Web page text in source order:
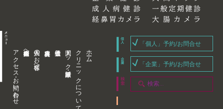
アクセス・お問い合わせ 企業内担当者様へ 個人のお客様へ 人間ドック・健康診断 クリニックについて ホーム
「個人」予約/お問合せ
「企業」予約/お問合せ